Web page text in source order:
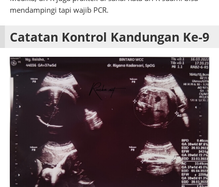
mendampingi tapi wajib PCR.
Catatan Kontrol Kandungan Ke-9